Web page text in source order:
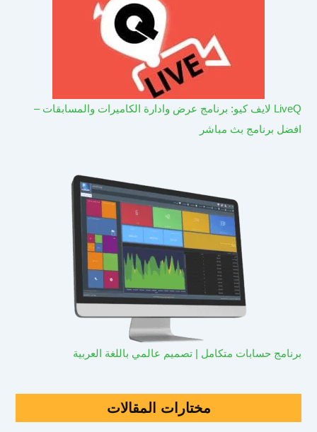
LiveQ لايف كيو: برنامج عرض وادارة الكاميرات والمسابقات –
افضل برنامج بث مباشر
برنامج حسابات متكامل | تصميم عالمي باللغة العربية
مختارات المقالات